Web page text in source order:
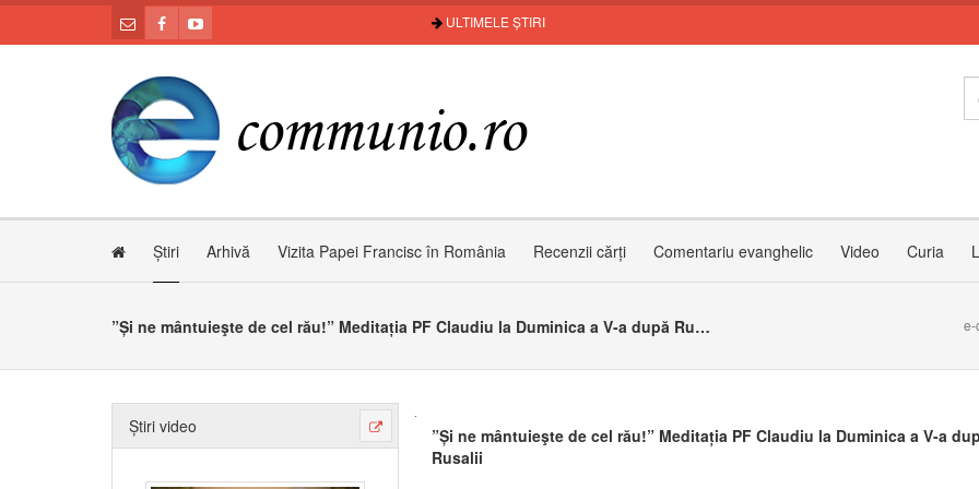
ULTIMELE ȘTIRI
Știri Arhivă Vizita Papei Francisc în România Recenzii cărți Comentariu evanghelic Video Curia
”Și ne mântuieşte de cel rău!” Meditația PF Claudiu la Duminica a V-a după Rusalii e-
Știri video
”Și ne mântuieşte de cel rău!” Meditația PF Claudiu la Duminica a V-a
Rusalii